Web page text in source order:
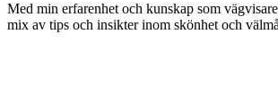
Med min erfarenhet och kunskap som
mix av tips och insikter inom skönhet och